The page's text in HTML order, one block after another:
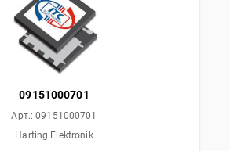
09151000701
Арт.:09151000701
Harting Elektronik